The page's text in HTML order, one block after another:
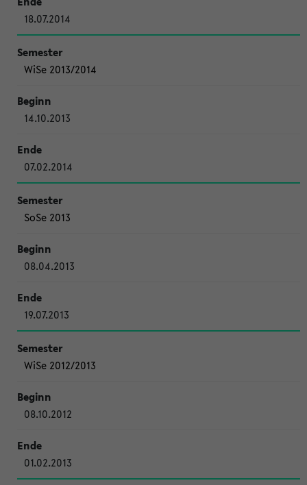
18.07.2014
WiSe 2013/2014
14.10.2013
07.02.2014
SoSe 2013
08.04.2013
19.07.2013
WiSe 2012/2013
08.10.2012
01.02.2013